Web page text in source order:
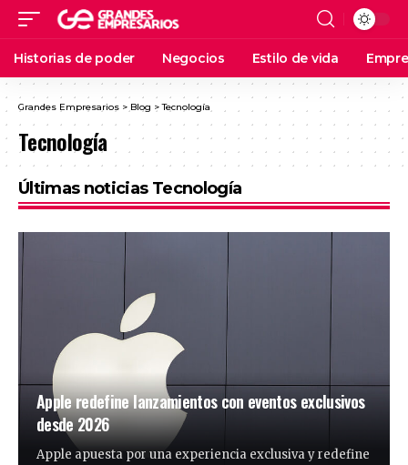
Historias de poder Negocios Estilo de vida
Grandes Empresarios > Blog >Tecnología
Tecnología
Últimas noticias Tecnología
Apple redefine lanzamientos con eventos exclusivos
desde 2026
Apple apuesta por una experiencia exclusiva y redefine